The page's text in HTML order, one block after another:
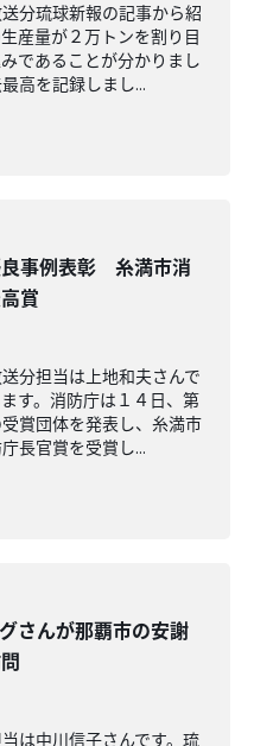
分琉球新報の記事から紹
産量が２万トンを割り目
であることが分かりまし
高を記録しまし...
事例表彰 糸満市消
賞
分担当は上地和夫さんで
す。消防庁は１４日、第
賞団体を発表し、糸満市
長官賞を受賞し...
さんが那覇市の安謝
は中川信子さんです。琉